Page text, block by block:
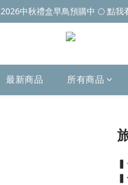
2026中秋禮盒早鳥預購中 🌕 點我
最新商品 所有商品
▍
▍